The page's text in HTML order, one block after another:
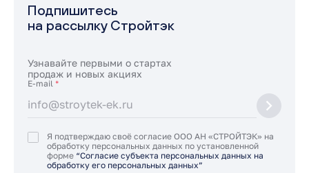
Подпишитесь
на рассылку Стройтэк
Узнавайте первыми о стартах
продаж и новых акциях
E-mail *
Я подтверждаю своё согласие ООО АН «СТРОЙТЭК» на
обработку персональных данных по установленной
форме “Согласие субъекта персональных данных на
обработку его персональных данных”